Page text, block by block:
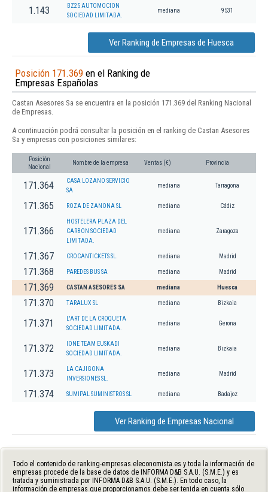
1.143
BZ25 AUTOMOCION
SOCIEDAD LIMITADA.
mediana 9531
Ver Ranking de Empresas de Huesca
Posición 171.369 en el Ranking de
Empresas Españolas
Castan Asesores Sa se encuentra en la posición 171.369 del Ranking Nacional
de Empresas.
A continuación podrá consultar la posición en el ranking de Castan Asesores
Sa y empresas con posiciones similares:
Posición
Nacional
Nombre de la empresa Ventas (€) Provincia
171.364
CASA LOZANO SERVICIO
SA
mediana Tarragona
171.365 ROZA DE ZANONA SL mediana Cádiz
171.366
HOSTELERA PLAZA DEL
CARBON SOCIEDAD
LIMITADA.
mediana Zaragoza
171.367 CROCANTICKETS SL. mediana Madrid
171.368 PAREDES BUS SA mediana Madrid
171.369 CASTAN ASESORES SA mediana Huesca
171.370 TARALUX SL mediana Bizkaia
171.371
L'ART DE LA CROQUETA
SOCIEDAD LIMITADA.
mediana Gerona
171.372
IONE TEAM EUSKADI
SOCIEDAD LIMITADA.
mediana Bizkaia
171.373
LA CAJIGONA
INVERSIONES SL.
mediana Madrid
171.374 SUMIPAL SUMINISTROS SL mediana Badajoz
Ver Ranking de Empresas Nacional
Todo el contenido de ranking-empresas.eleconomista.es y toda la información de
empresas procede de la base de datos de INFORMA D&B S.A.U. (S.M.E.) y es
tratada y suministrada por INFORMA D&B S.A.U. (S.M.E.). En todo caso, la
información de empresas que proporcionamos debe ser tenida en cuenta sólo